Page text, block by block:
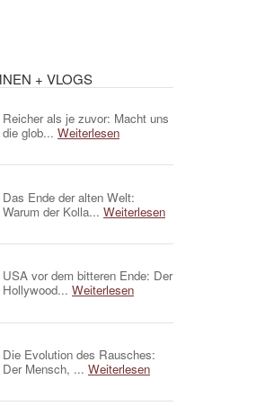
+ VLOGS
Reicher als je zuvor: Macht uns
die glob... Weiterlesen
Das Ende der alten Welt:
Warum der Kolla... Weiterlesen
USA vor dem bitteren Ende: Der
Hollywood... Weiterlesen
Die Evolution des Rausches:
Der Mensch, ... Weiterlesen